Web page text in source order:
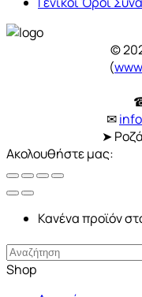
©
(
✉
➤
Ακολουθήστε μας:
Κανένα προϊόν
Shop